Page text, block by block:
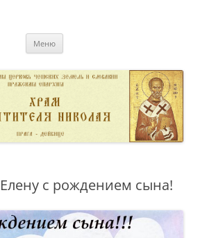
Меню
с рождением сына!